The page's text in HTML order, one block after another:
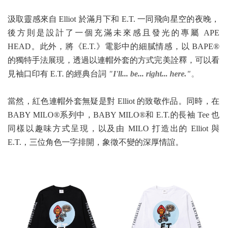
汲取靈感來自 Elliot 於滿月下和 E.T. 一同飛向星空的夜晚，
後方則是設計了一個充滿未來感且發光的專屬 APE
HEAD。此外，將《E.T.》電影中的細膩情感，以 BAPE®︎
的獨特手法展現，透過以連帽外套的方式完美詮釋，可以看
見袖口印有 E.T. 的經典台詞 "I'll... be... right... here."。
當然，紅色連帽外套無疑是對 Elliot 的致敬作品。同時，在
BABY MILO®︎系列中，BABY MILO®︎和 E.T.的長袖 Tee 也
同樣以趣味方式呈現，以及由 MILO 打造出的 Elliot 與
E.T.，三位角色一字排開，象徵不變的深厚情誼。